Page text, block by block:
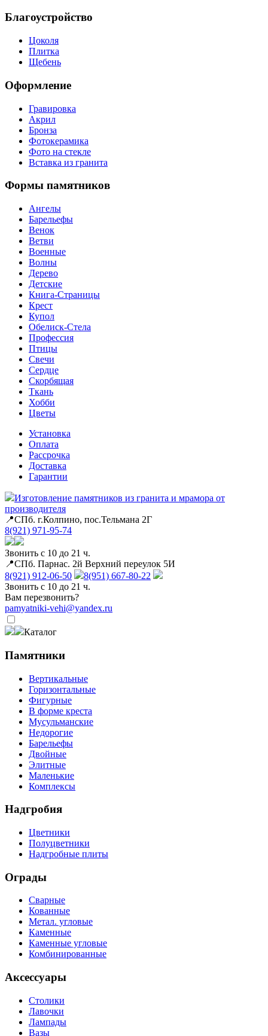
Благоустройство
Цоколя
Плитка
Щебень
Оформление
Гравировка
Акрил
Бронза
Фотокерамика
Фото на стекле
Вставка из гранита
Формы памятников
Ангелы
Барельефы
Венок
Ветви
Военные
Волны
Дерево
Детские
Книга-Страницы
Крест
Купол
Обелиск-Стела
Профессия
Птицы
Свечи
Сердце
Скорбящая
Ткань
Хобби
Цветы
Установка
Оплата
Рассрочка
Доставка
Гарантии
Изготовление памятников из гранита и мрамора от
производителя
📍СПб. г.Колпино, пос.Тельмана 2Г
8(921) 971-95-74
Звонить с 10 до 21 ч.
📍СПб. Парнас. 2й Верхний переулок 5И
8(921) 912-06-50
8(951) 667-80-22
Звонить с 10 до 21 ч.
Вам перезвонить?
pamyatniki-vehi@yandex.ru
Каталог
Памятники
Вертикальные
Горизонтальные
Фигурные
В форме креста
Мусульманские
Недорогие
Барельефы
Двойные
Элитные
Маленькие
Комплексы
Надгробия
Цветники
Полуцветники
Надгробные плиты
Ограды
Сварные
Кованные
Метал. угловые
Каменные
Каменные угловые
Комбинированные
Аксессуары
Столики
Лавочки
Лампады
Вазы